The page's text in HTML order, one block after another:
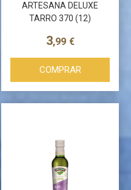
ARTESANA DELUXE
TARRO 370 (12)
3,99 €
COMPRAR